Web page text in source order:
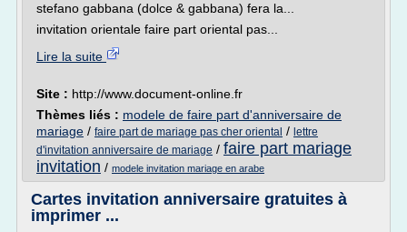
stefano gabbana (dolce & gabbana) fera la...
invitation orientale faire part oriental pas...
Lire la suite
Site : http://www.document-online.fr
Thèmes liés : modele de faire part d'anniversaire de
mariage / faire part de mariage pas cher oriental / lettre
d'invitation anniversaire de mariage / faire part mariage
invitation / modele invitation mariage en arabe
Cartes invitation anniversaire gratuites à
imprimer ...